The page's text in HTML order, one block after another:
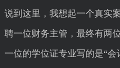
说到这里，我想起一个真实
聘一位财务主管，最终有两
一位的学位证专业写的是“